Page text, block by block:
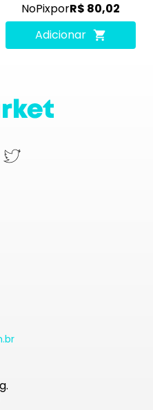
NoPixporR$ 80,02
Adicionar